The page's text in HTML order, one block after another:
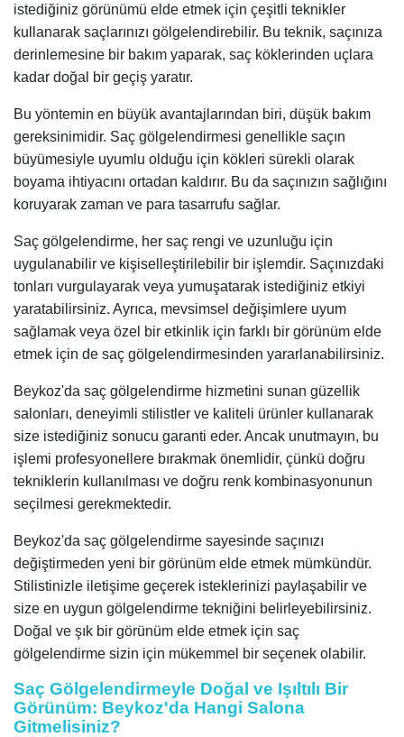
istediğiniz görünümü elde etmek için çeşitli teknikler
kullanarak saçlarınızı gölgelendirebilir. Bu teknik, saçınıza
derinlemesine bir bakım yaparak, saç köklerinden uçlara
kadar doğal bir geçiş yaratır.
Bu yöntemin en büyük avantajlarından biri, düşük bakım
gereksinimidir. Saç gölgelendirmesi genellikle saçın
büyümesiyle uyumlu olduğu için kökleri sürekli olarak
boyama ihtiyacını ortadan kaldırır. Bu da saçınızın sağlığını
koruyarak zaman ve para tasarrufu sağlar.
Saç gölgelendirme, her saç rengi ve uzunluğu için
uygulanabilir ve kişiselleştirilebilir bir işlemdir. Saçınızdaki
tonları vurgulayarak veya yumuşatarak istediğiniz etkiyi
yaratabilirsiniz. Ayrıca, mevsimsel değişimlere uyum
sağlamak veya özel bir etkinlik için farklı bir görünüm elde
etmek için de saç gölgelendirmesinden yararlanabilirsiniz.
Beykoz'da saç gölgelendirme hizmetini sunan güzellik
salonları, deneyimli stilistler ve kaliteli ürünler kullanarak
size istediğiniz sonucu garanti eder. Ancak unutmayın, bu
işlemi profesyonellere bırakmak önemlidir, çünkü doğru
tekniklerin kullanılması ve doğru renk kombinasyonunun
seçilmesi gerekmektedir.
Beykoz'da saç gölgelendirme sayesinde saçınızı
değiştirmeden yeni bir görünüm elde etmek mümkündür.
Stilistinizle iletişime geçerek isteklerinizi paylaşabilir ve
size en uygun gölgelendirme tekniğini belirleyebilirsiniz.
Doğal ve şık bir görünüm elde etmek için saç
gölgelendirme sizin için mükemmel bir seçenek olabilir.
Saç Gölgelendirmeyle Doğal ve Işıltılı Bir
Görünüm: Beykoz'da Hangi Salona
Gitmelisiniz?